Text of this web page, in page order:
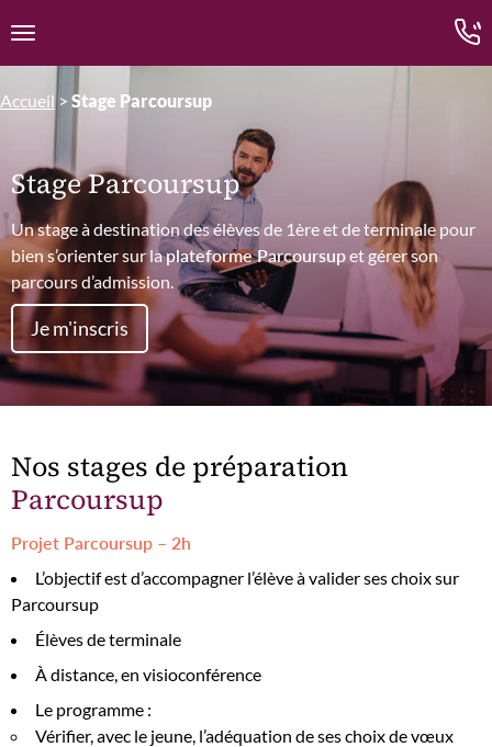
Ouvrir la navigation
Accueil> Stage Parcoursup
Stage Parcoursup
Un stage à destination des élèves de 1ère et de terminale pour
bien s’orienter sur laplateforme Parcoursupet gérer son
parcours d’admission.
Je m'inscris
Nos stages de préparation
Parcoursup
Projet Parcoursup – 2h
L’objectif est d’accompagner l’élève à valider ses choix sur
Parcoursup
Élèves de terminale
À distance, en visioconférence
Le programme :
Vérifier, avec le jeune, l’adéquation de ses choix de vœux